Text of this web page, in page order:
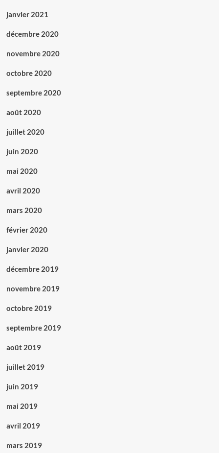
janvier 2021
décembre 2020
novembre 2020
octobre 2020
septembre 2020
août 2020
juillet 2020
juin 2020
mai 2020
avril 2020
mars 2020
février 2020
janvier 2020
décembre 2019
novembre 2019
octobre 2019
septembre 2019
août 2019
juillet 2019
juin 2019
mai 2019
avril 2019
mars 2019